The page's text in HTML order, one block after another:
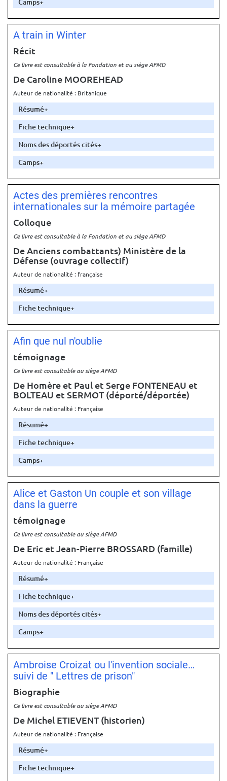
A train in Winter
Récit
Ce livre est consultable à la Fondation et au siège AFMD
De Caroline MOOREHEAD
Auteur de nationalité : Britanique
Résumé
Fiche technique
Noms des déportés cités
Camps
Actes des premières rencontres
internationales sur la mémoire partagée
Colloque
Ce livre est consultable à la Fondation et au siège AFMD
De Anciens combattants) Ministère de la
Défense (ouvrage collectif)
Auteur de nationalité : française
Résumé
Fiche technique
Afin que nul n'oublie
témoignage
Ce livre est consultable au siège AFMD
De Homère et Paul et Serge FONTENEAU et
BOLTEAU et SERMOT(déporté/déportée)
Auteur de nationalité : Française
Résumé
Fiche technique
Camps
Alice et Gaston Un couple et son village
dans la guerre
témoignage
Ce livre est consultable au siège AFMD
De Eric et Jean-Pierre BROSSARD (famille)
Auteur de nationalité : Française
Résumé
Fiche technique
Noms des déportés cités
Camps
Ambroise Croizat ou l'invention sociale…
suivi de " Lettres de prison"
Biographie
Ce livre est consultable au siège AFMD
De Michel ETIEVENT(historien)
Auteur de nationalité : Française
Résumé
Fiche technique